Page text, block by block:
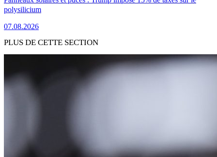
polysilicium
07.08.2026
PLUS DE CETTE SECTION